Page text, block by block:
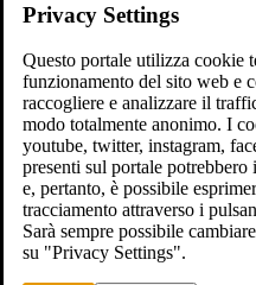
Privacy Settings
Questo portale utilizza cookie
funzionamento del sito web e
raccogliere e analizzare il
modo totalmente anonimo. I
youtube, twitter, instagram,
presenti sul portale
e, pertanto, è possibile
tracciamento attraverso i
Sarà sempre possibile
su "Privacy Settings".